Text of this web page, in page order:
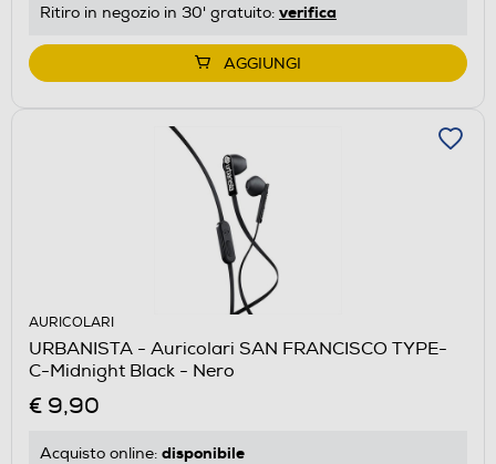
Ritiro in negozio in 30' gratuito: verifica
AGGIUNGI
AURICOLARI
URBANISTA - Auricolari SAN FRANCISCO TYPE-
C-Midnight Black - Nero
€ 9,90
Acquisto online: disponibile